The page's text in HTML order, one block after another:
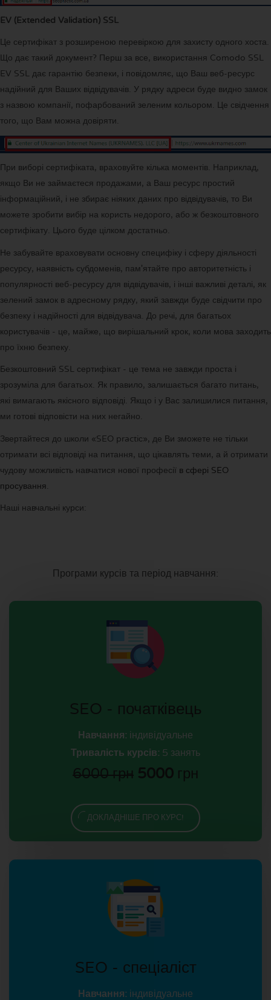
EV (Extended Validation) SSL
Це сертифікат з розширеною перевіркою для захисту одного хоста.
Що дає такий документ? Перш за все, використання Comodo SSL
EV SSL дає гарантію безпеки, і повідомляє, що Ваш веб-ресурс
надійний для Ваших відвідувачів. У рядку адреси буде видно замок
з назвою компанії, пофарбований зеленим кольором. Це свідчення
того, що Вам можна довіряти.
При виборі сертифіката, враховуйте кілька моментів. Наприклад,
якщо Ви не займаєтеся продажами, а Ваш ресурс простий
інформаційний, і не збирає ніяких даних про відвідувачів, то Ви
можете зробити вибір на користь недорого, або ж безкоштовного
сертифікату. Цього буде цілком достатньо.
Не забувайте враховувати основну специфіку і сферу діяльності
ресурсу, наявність субдоменів, пам'ятайте про авторитетність і
популярності веб-ресурсу для відвідувачів, і інші важливі деталі, як
зелений замок в адресному рядку, який завжди буде свідчити про
безпеку і надійності для відвідувача. До речі, для багатьох
користувачів - це, майже, що вирішальний крок, коли мова заходить
про їхню безпеку.
Безкоштовний SSL сертифікат - це тема не завжди проста і
зрозуміла для багатьох. Як правило, залишається багато питань,
які вимагають якісного відповіді. Якщо і у Вас залишилися питання,
ми готові відповісти на них негайно.
Звертайтеся до школи «SEO practiс», де Ви зможете не тільки
отримати всі відповіді на питання, що цікавлять теми, а й отримати
чудову можливість навчатися нової професії в сфері SEO
просування
Наші навчальні курси:
Програми курсів та період навчання:
SEO - початківець
Навчання: індивідуальне
Тривалість курсів: 5 занять
6000 грн 5000 грн
ДОКЛАДНІШЕ ПРО КУРС!
SEO - спеціаліст
Навчання: індивідуальне